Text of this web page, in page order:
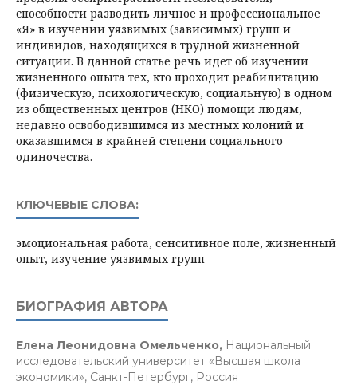
способности разводить личное и профессиональное
«Я» в изучении уязвимых (зависимых) групп и
индивидов, находящихся в трудной жизненной
ситуации. В данной статье речь идет об изучении
жизненного опыта тех, кто проходит реабилитацию
(физическую, психологическую, социальную) в одном
из общественных центров (НКО) помощи людям,
недавно освободившимся из местных колоний и
оказавшимся в крайней степени социального
одиночества.
КЛЮЧЕВЫЕ СЛОВА:
эмоциональная работа, сенситивное поле, жизненный
опыт, изучение уязвимых групп
БИОГРАФИЯ АВТОРА
Елена Леонидовна Омельченко, Национальный
исследовательский университет «Высшая школа
экономики», Санкт-Петербург, Россия